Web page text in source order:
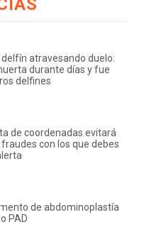
atravesando duelo:
durante días y fue
delfines
de coordenadas evitará
con los que debes
de abdominoplastía
PAD